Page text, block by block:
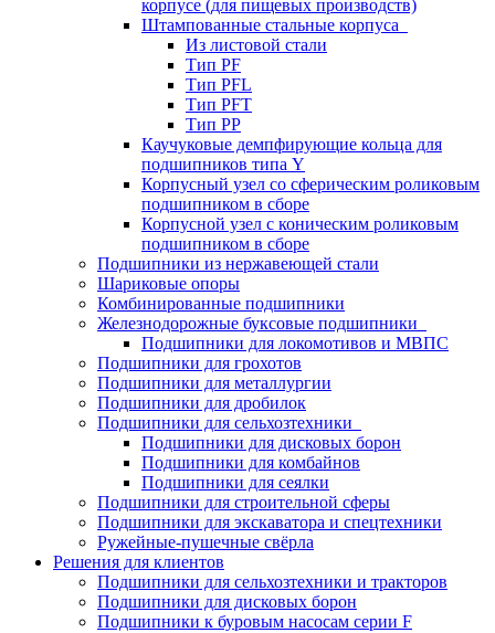
корпусе (для пищевых производств)
Штампованные стальные корпуса
Из листовой стали
Тип PF
Тип PFL
Тип PFT
Тип PP
Каучуковые демпфирующие кольца для
подшипников типа Y
Корпусный узел со сферическим роликовым
подшипником в сборе
Корпусной узел с коническим роликовым
подшипником в сборе
Подшипники из нержавеющей стали
Шариковые опоры
Комбинированные подшипники
Железнодорожные буксовые подшипники
Подшипники для локомотивов и МВПС
Подшипники для грохотов
Подшипники для металлургии
Подшипники для дробилок
Подшипники для сельхозтехники
Подшипники для дисковых борон
Подшипники для комбайнов
Подшипники для сеялки
Подшипники для строительной сферы
Подшипники для экскаватора и спецтехники
Ружейные-пушечные свёрла
Решения для клиентов
Подшипники для сельхозтехники и тракторов
Подшипники для дисковых борон
Подшипники к буровым насосам серии F